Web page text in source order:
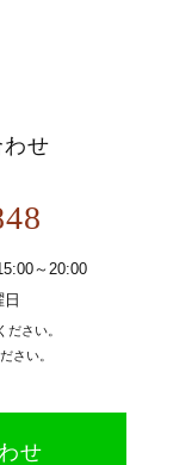
せ
～20:00
ださい。
さい。
せ